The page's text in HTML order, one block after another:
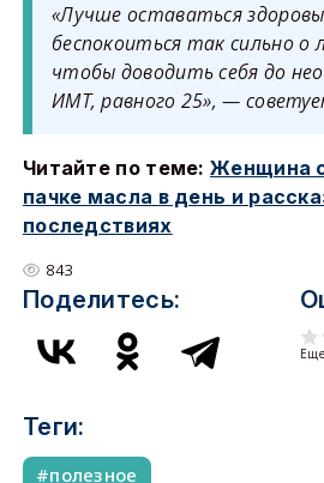
«Лучше оставаться
беспокоиться так сильно о
чтобы доводить себя до
ИМТ, равного 25», —
Читайте по теме:Женщина
пачке масла в день и
последствиях
843
Поделитесь:
Теги:
полезное